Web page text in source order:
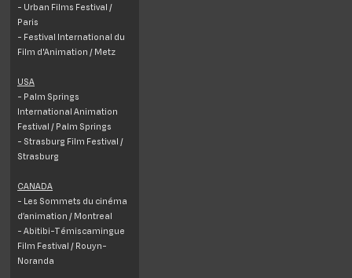
- Urban Films Festival /
Paris
- Festival International du
Film d'Animation / Metz
USA
- Palm Springs
International Animation
Festival / Palm Springs
- Strasburg Film Festival /
Strasburg
CANADA
- Les Sommets du cinéma
d’animation / Montreal
- Abitibi-Témiscamingue
Film Festival / Rouyn-
Noranda